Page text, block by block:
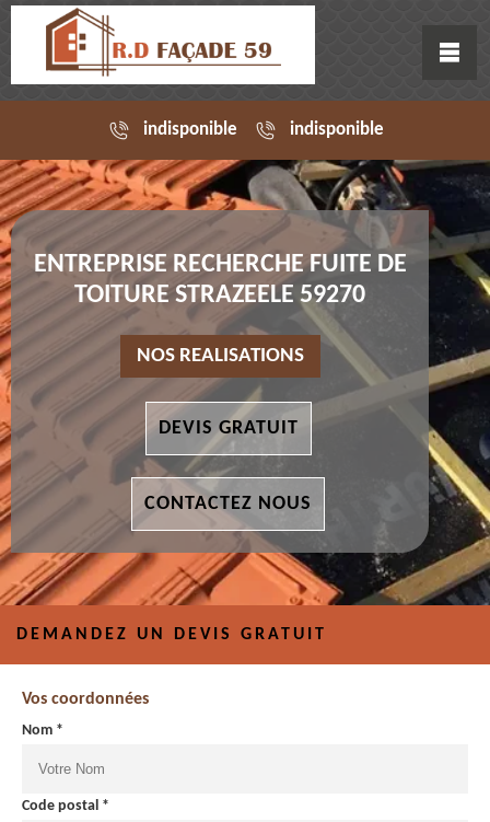
indisponible indisponible
ENTREPRISE RECHERCHE FUITE DE
TOITURE STRAZEELE 59270
NOS REALISATIONS
DEVIS GRATUIT
CONTACTEZ NOUS
DEMANDEZ UN DEVIS GRATUIT
Vos coordonnées
Nom *
Code postal *